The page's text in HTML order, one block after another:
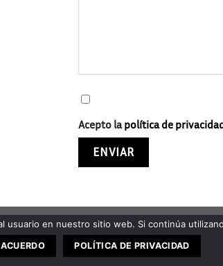
Acepto la política de
usuario en nuestro sitio web. Si continúa
POLÍTICA DE PRIVACIDAD